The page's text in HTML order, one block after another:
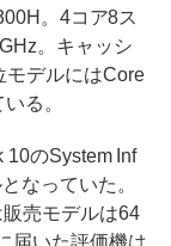
。4コア8ス
。キャッシ
モデルにはCore
る。
のSystem Inf
なっていた。
売モデルは64
届いた評価機は